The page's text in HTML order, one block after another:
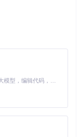
而忽略CPU兼容性，
先选择与CPU代际匹
布局ID配置方
Claude Code 的开源替代方案。连接任意大模型，编辑代码，运行命令，自动验证 — 全自动执行。用 Rust 构建，极致性能。 ｜ An open-source alternative to Claude Code. Connect any LLM, edit code, run commands, and verify changes — autonomously. Built in Rust for speed. Get Started